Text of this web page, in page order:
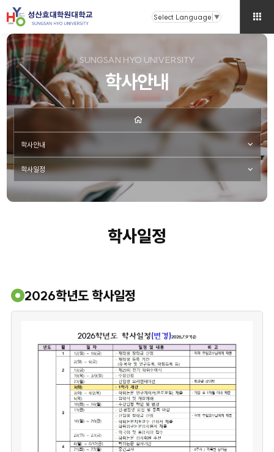
Select Language ▼
SUNGSAN HYO UNIVERSITY
학사안내
학사안내
학사일정
학사일정
2026학년도 학사일정